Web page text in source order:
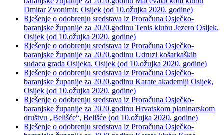
Dmitar Zvonimir, Osijek (od 10.ožujka 2020. godine)
Rješenje o odobrenju sredstava iz Proračuna Osječko-
baranjske županije za 2020.godinu Tenis klubu Jezero Osijek,
Osijek (od 10.ožujka 2020. godine)
Rješenje o odobrenju sredstava iz Proračuna Osječko-
baranjske županije za 2020.godinu Udruzi košarkaških
sudaca grada Osijeka, Osijek (od 10.ožujka 2020. godine)
Rješenje o odobrenju sredstava iz Proračuna Osječko-
baranjske županije za 2020.godinu Karate akademiji Osijek,
Osijek (od 10.ožujka 2020. godine)
Rješenje o odobrenju sredstava iz Proračuna Osječko-
baranjske županije za 2020.godinu Hrvatskom planinarskom
društvu „Belišće“, Belišće (od 10.ožujka 2020. godine)
Rješenje o odobrenju sredstava iz Proračuna Osječko-